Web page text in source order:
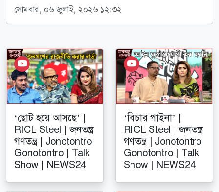
সোমবার, ০৬ জুলাই, ২০২৬ ১২:৩২
‘ছোট হয়ে আসছে’ |
RICL Steel | জনতন্ত্র
গণতন্ত্র | Jonotontro
Gonotontro | Talk
Show | NEWS24
‘বিচার পাইনা’ |
RICL Steel | জনতন্ত্র
গণতন্ত্র | Jonotontro
Gonotontro | Talk
Show | NEWS24